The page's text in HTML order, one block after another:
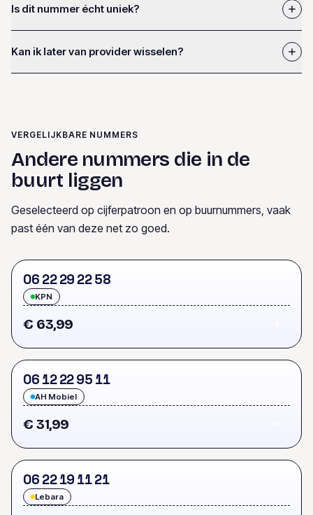
Is dit nummer écht uniek?
Kan ik later van provider wisselen?
VERGELIJKBARE NUMMERS
Andere nummers die in de
buurt liggen
Geselecteerd op cijferpatroon en op buurnummers, vaak
past één van deze net zo goed.
06 2229 2258
KPN
€ 63,99
06 122295 11
AH Mobiel
€ 31,99
06 2219 1121
Lebara